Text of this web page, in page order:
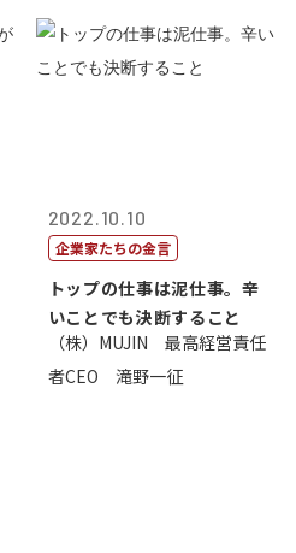
2022.10.10
企業家たちの金言
トップの仕事は泥仕事。辛
いことでも決断すること
（株）MUJIN 最高経営責任
者CEO 滝野一征